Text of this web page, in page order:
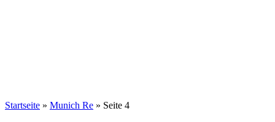
Startseite » Munich Re » Seite 4